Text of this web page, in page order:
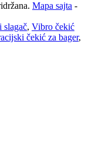
Mapa sajta -
slagač, Vibro čekić
čekić za bager,